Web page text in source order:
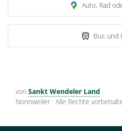
Auto, Rad
Bus und
von Sankt Wendeler Land
Nonnweiler · Alle Rechte